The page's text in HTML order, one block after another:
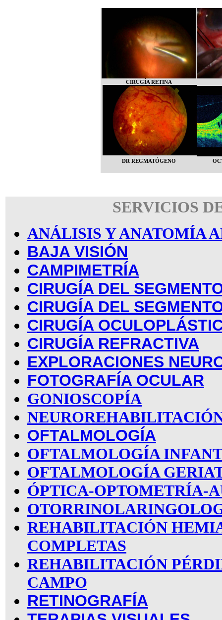
CIRUGÍA RETINA
DR REGMATÓGENO
SERVICIOS
ANÁLISIS Y ANATOMÍA
BAJA VISIÓN
CAMPIMETRÍA
CIRUGÍA DEL
CIRUGÍA DEL
CIRUGÍA
CIRUGÍA REFRACTIVA
EXPLORACIONES
FOTOGRAFÍA OCULAR
GONIOSCOPÍA
OFTALMOLOGÍA
OFTALMOLOGÍA
OFTALMOLOGÍA
ÓPTICA-OPTOMETRÍA-
REHABILITACIÓN
COMPLETAS
REHABILITACIÓN
CAMPO
RETINOGRAFÍA